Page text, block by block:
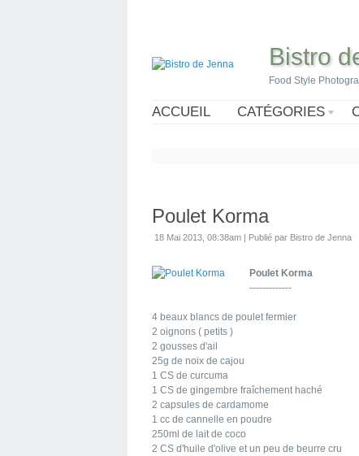
Bistro
Food Style
ACCUEIL CATÉGORIES
Poulet Korma
18 Mai 2013, 08:38am | Publié par Bistro de Jenna
Poulet Korma
-------------
4 beaux blancs de poulet fermier
2 oignons ( petits )
2 gousses d'ail
25g de noix de cajou
1 CS de curcuma
1 CS de gingembre fraîchement haché
2 capsules de cardamome
1 cc de cannelle en poudre
250ml de lait de coco
2 CS d'huile d'olive et un peu de beurre cru